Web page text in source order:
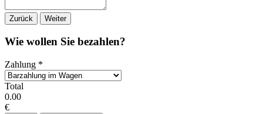
Zurück Weiter
Wie wollen Sie bezahlen?
Zahlung *
Total
0.00
€